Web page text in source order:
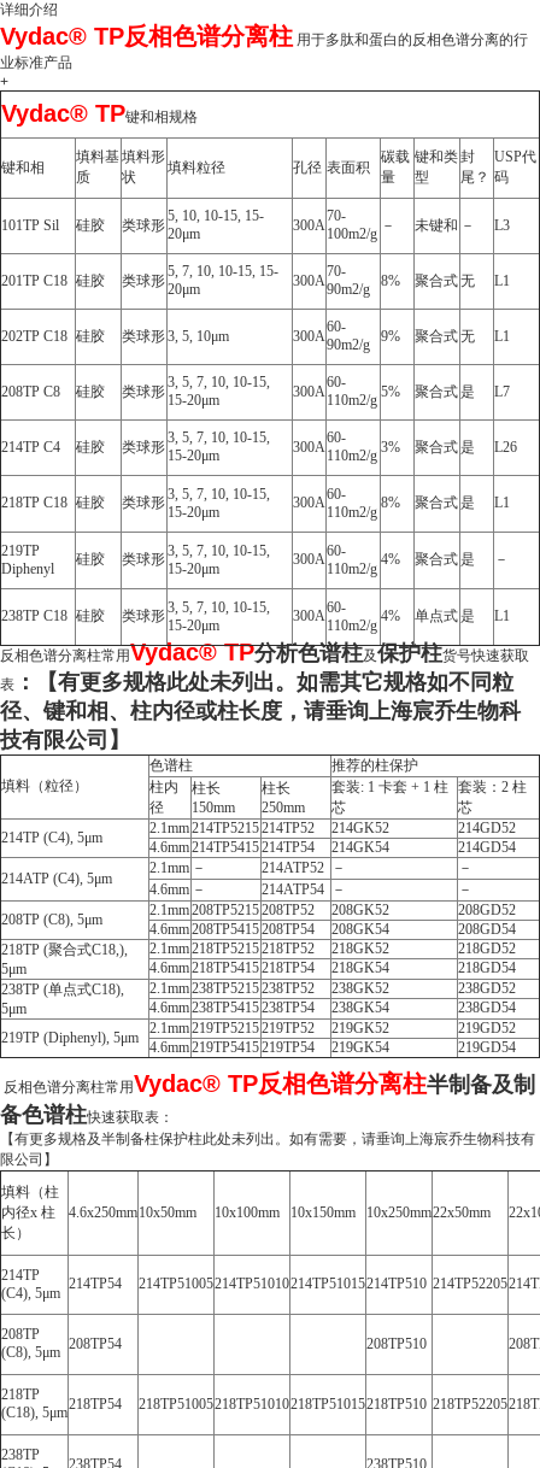
详细介绍
Vydac® TP反相色谱分离柱 用于多肽和蛋白的反相色谱分离的行
业标准产品
+
Vydac® TP键和相规格
键和相
填料基
质
填料形
状
填料粒径 孔径 表面积
碳载
量
键和类
型
封
尾？
USP代
码
101TP Sil 硅胶 类球形
5, 10, 10-15, 15-
20μm
300A
70-
100m2/g － 未键和 － L3
201TP C18 硅胶 类球形
5, 7, 10, 10-15, 15-
20μm
300A
70-
90m2/g
8% 聚合式无 L1
202TP C18 硅胶 类球形3, 5, 10μm 300A
60-
90m2/g
9% 聚合式无 L1
208TP C8 硅胶 类球形
3, 5, 7, 10, 10-15,
15-20μm
300A
60-
110m2/g 5% 聚合式是 L7
214TP C4 硅胶 类球形
3, 5, 7, 10, 10-15,
15-20μm
300A
60-
110m2/g 3% 聚合式是 L26
218TP C18 硅胶 类球形3, 5, 7, 10, 10-15,
15-20μm
300A60-
110m2/g
8% 聚合式是 L1
219TP
Diphenyl
硅胶 类球形3, 5, 7, 10, 10-15,
15-20μm
300A60-
110m2/g
4% 聚合式是 －
238TP C18 硅胶 类球形3, 5, 7, 10, 10-15,
15-20μm
300A60-
110m2/g
4% 单点式是 L1
反相色谱分离柱常用Vydac® TP分析色谱柱及保护柱货号快速获取
表 ：【有更多规格此处未列出。如需其它规格如不同粒
径、键和相、柱内径或柱长度，请垂询上海宸乔生物科
技有限公司】
填料（粒径）
色谱柱
推荐的柱保护
柱内
径
柱长
150mm
柱长
250mm
套装: 1 卡套 + 1 柱
芯
套装：2 柱
芯
214TP (C4), 5μm
2.1mm214TP5215214TP52 214GK52
214GD52
4.6mm214TP5415214TP54 214GK54
214GD54
214ATP (C4), 5μm
2.1mm － 214ATP52 －
－
4.6mm － 214ATP54 －
－
208TP (C8), 5μm
2.1mm208TP5215208TP52 208GK52
208GD52
4.6mm208TP5415208TP54 208GK54
208GD54
218TP (聚合式C18,),
5μm
2.1mm218TP5215218TP52 218GK52
218GD52
4.6mm218TP5415218TP54 218GK54
218GD54
238TP (单点式C18),
5μm
2.1mm238TP5215238TP52 238GK52
238GD52
4.6mm238TP5415238TP54 238GK54
238GD54
219TP (Diphenyl), 5μm
2.1mm219TP5215219TP52 219GK52
219GD52
4.6mm219TP5415219TP54 219GK54 219GD54
反相色谱分离柱常用Vydac® TP反相色谱分离柱半制备及制
备色谱柱快速获取表：
【有更多规格及半制备柱保护柱此处未列出。如有需要，请垂询上海宸乔生物科技有
限公司】
填料（柱
内径x 柱
长）
4.6x250mm10x50mm 10x100mm 10x150mm 10x250mm22x50mm
214TP
(C4), 5μm
214TP54 214TP51005214TP51010214TP51015214TP510 214TP52205
208TP
(C8), 5μm 208TP54 208TP510
218TP
(C18), 5μm218TP54 218TP51005218TP51010218TP51015218TP510 218TP52205
238TP
238TP54 238TP510